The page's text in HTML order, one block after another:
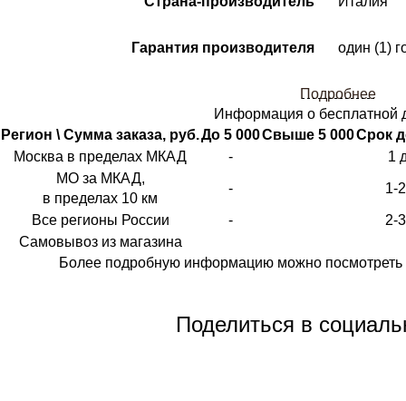
Гарантия производителя один (1)
Подробнее
Информация о бесплатной
Регион \ Сумма заказа, руб.До 5 000Свыше 5 000Срок
Москва в пределах МКАД
-
1
МО за МКАД,
в пределах 10 км
- 1-
Все регионы России -
2-
Самовывоз из магазина
Более подробную информацию можно посмотреть
Поделиться в